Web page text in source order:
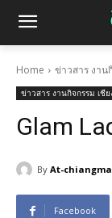
Home ข่าวสาร งาน
ข่าวสาร งานกิจกรรม เชี
Glam
By At-
Facebook